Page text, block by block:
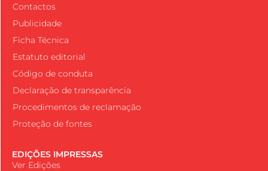
Contactos
Publicidade
Ficha Técnica
Estatuto editorial
Código de conduta
Declaração de transparência
Procedimentos de reclamação
Proteção de fontes
EDIÇÕES IMPRESSAS
Ver Edições